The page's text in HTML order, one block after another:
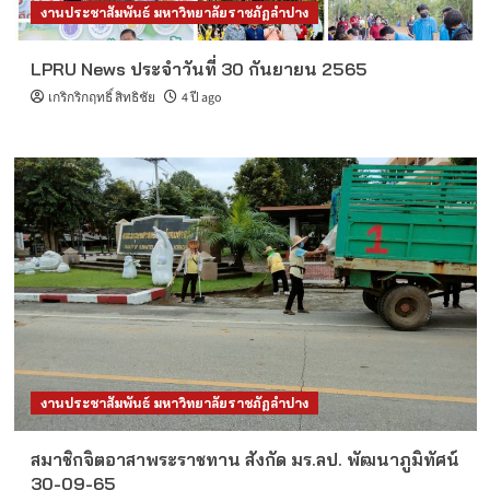
งานประชาสัมพันธ์ มหาวิทยาลัยราชภัฏลำปาง
LPRU News ประจำวันที่ 30 กันยายน 2565
เกริกริกฤทธิ์ สิทธิชัย 4 ปี ago
งานประชาสัมพันธ์ มหาวิทยาลัยราชภัฏลำปาง
สมาชิกจิตอาสาพระราชทาน สังกัด มร.ลป. พัฒนาภูมิทัศน์
30-09-65